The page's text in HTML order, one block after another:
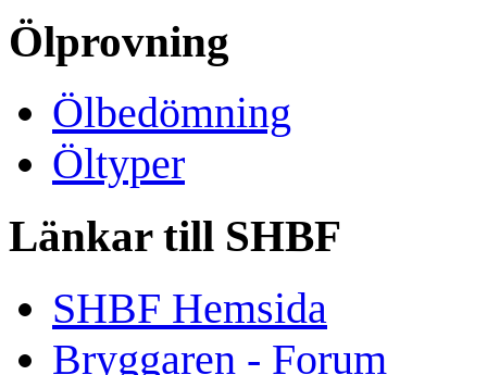
Ölprovning
Ölbedömning
Öltyper
Länkar till SHBF
SHBF Hemsida
Bryggaren - Forum